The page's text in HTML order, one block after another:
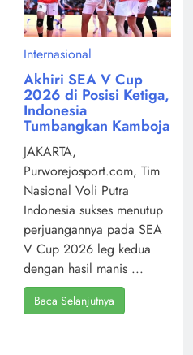
Internasional
Akhiri SEA V Cup
2026 di Posisi Ketiga,
Indonesia
Tumbangkan Kamboja
JAKARTA,
Purworejosport.com, Tim
Nasional Voli Putra
Indonesia sukses menutup
perjuangannya pada SEA
V Cup 2026 leg kedua
dengan hasil manis ...
Baca Selanjutnya